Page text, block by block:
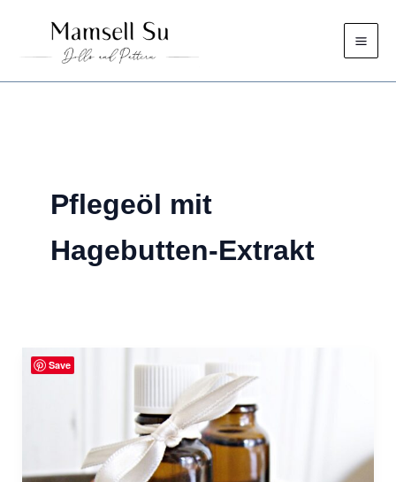
springen
Pflegeöl mit
Hagebutten-Extrakt
Save